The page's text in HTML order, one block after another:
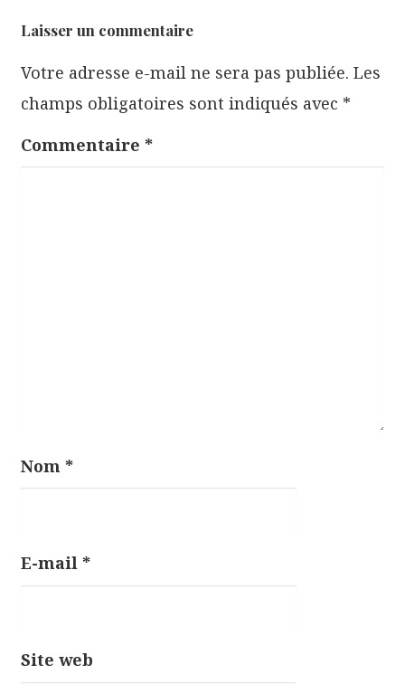
i
n
d
e
l
Laisser un commentaire
Votre adresse e-mail ne sera pas publiée. Les
champs obligatoires sont indiqués avec *
Commentaire *
Nom *
E-mail *
Site web